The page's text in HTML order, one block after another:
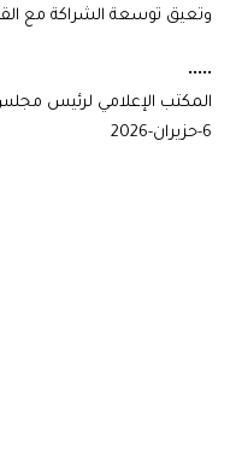
وتعيق توسعة الشراكة مع
•••••
المكتب الإعلامي لرئيس مجلس
6-حزيران-2026